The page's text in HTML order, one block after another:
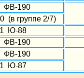
ФВ-190
(в группе 2/7)
1 Ю-88
ФВ-190
ФВ-190
1 Ю-87